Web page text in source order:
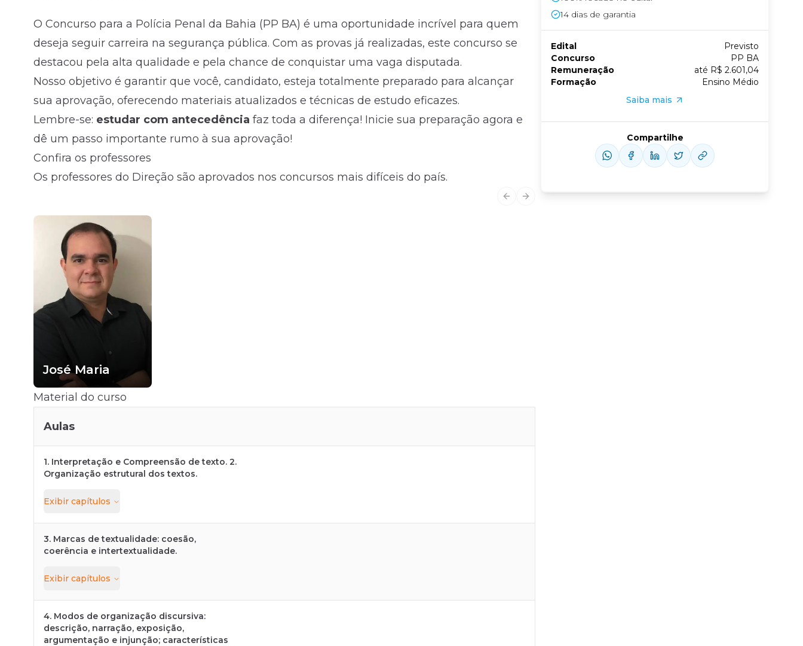
Fale com o time comercial
O Concurso para a Polícia Penal da Bahia (PP BA) é uma oportunidade incrível para quem
deseja seguir carreira na segurança pública. Com as provas já realizadas, este concurso se
destacou pela alta qualidade e pela chance de conquistar uma vaga disputada.
Nosso objetivo é garantir que você, candidato, esteja totalmente preparado para alcançar
sua aprovação, oferecendo materiais atualizados e técnicas de estudo eficazes.
Lembre-se: estudar com antecedência faz toda a diferença! Inicie sua preparação agora e
dê um passo importante rumo à sua aprovação!
Confira os professores
Os professores do Direção são aprovados nos concursos mais difíceis do país.
Previous slide
Next slide
José Maria
Material do curso
Aulas
1. Interpretação e Compreensão de texto. 2.
Organização estrutural dos textos.
Exibir capítulos
3. Marcas de textualidade: coesão,
coerência e intertextualidade.
Exibir capítulos
4. Modos de organização discursiva:
descrição, narração, exposição,
argumentação e injunção; características
14 dias de garantia
Edital
Previsto
Concurso
PP BA
Remuneração
até R$ 2.601,04
Formação
Ensino Médio
Saiba mais
Compartilhe